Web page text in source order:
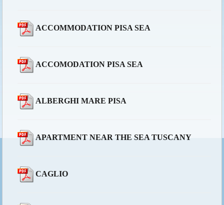
ACCOMMODATION PISA SEA
ACCOMODATION PISA SEA
ALBERGHI MARE PISA
APARTMENT NEAR THE SEA TUSCANY
CAGLIO